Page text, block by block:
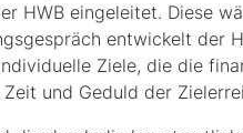
HWB eingeleitet. Diese
entwickelt der
Ziele, die die
und Geduld der